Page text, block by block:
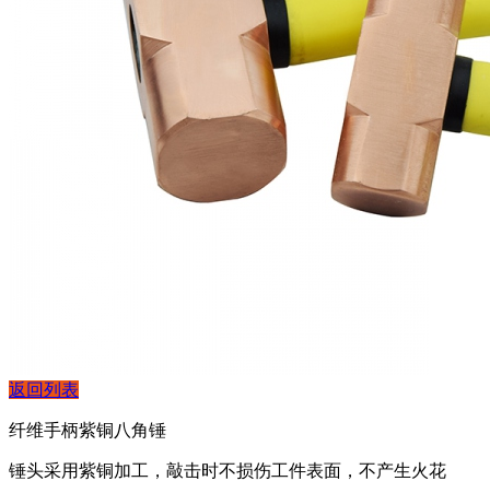
返回列表
纤维手柄紫铜八角锤
锤头采用紫铜加工，敲击时不损伤工件表面，不产生火花